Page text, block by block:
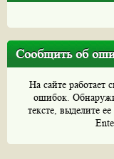
Сообщить об
На сайте работает
ошибок.
тексте, выделите